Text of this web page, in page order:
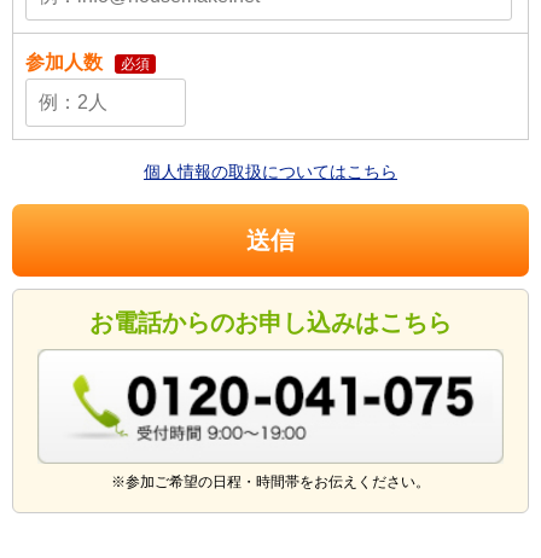
参加人数 必須
個人情報の取扱についてはこちら
お電話からのお申し込みはこちら
※参加ご希望の日程・時間帯をお伝えください。